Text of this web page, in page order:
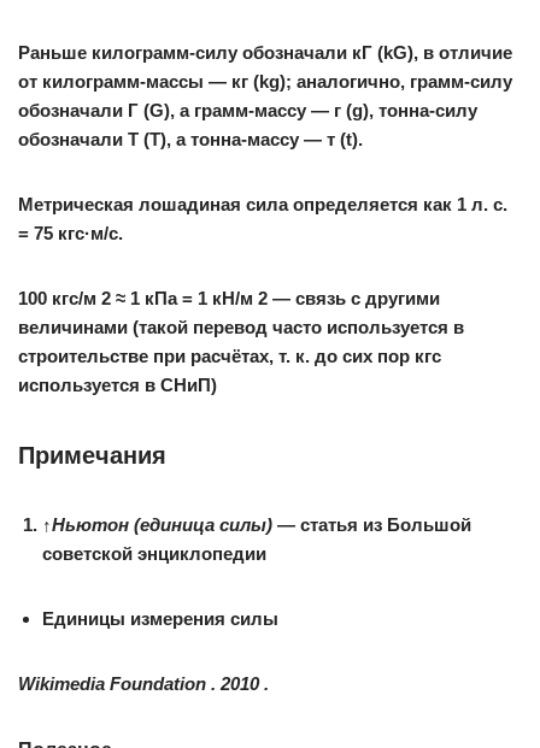
Раньше килограмм-силу обозначали кГ (kG), в отличие
от килограмм-массы — кг (kg); аналогично, грамм-силу
обозначали Г (G), а грамм-массу — г (g), тонна-силу
обозначали Т (T), а тонна-массу — т (t).
Метрическая лошадиная сила определяется как 1 л. с.
= 75 кгс·м/с.
100 кгс/м 2 ≈ 1 кПа = 1 кН/м 2 — связь с другими
величинами (такой перевод часто используется в
строительстве при расчётах, т. к. до сих пор кгс
используется в СНиП)
Примечания
↑Ньютон (единица силы) — статья из Большой
советской энциклопедии
Единицы измерения силы
Wikimedia Foundation . 2010 .